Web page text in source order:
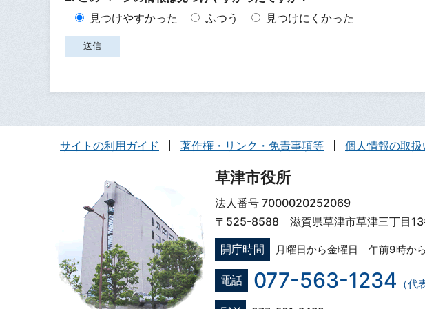
見つけやすかった
ふつう 見つけにくかった
サイトの利用ガイド 著作権・リンク・免責事項等 個人情報の取扱
草津市役所
法人番号 7000020252069
〒525-8588 滋賀県草津市草津三丁目
開庁時間
月曜日から金曜日 午前9時か
電話 077-563-1234 （代